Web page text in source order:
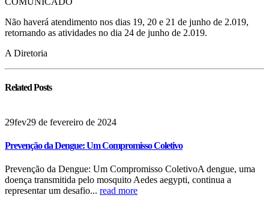
Não haverá atendimento nos dias 19, 20 e 21 de junho de 2.019,
retornando as atividades no dia 24 de junho de 2.019.
A Diretoria
RelatedPosts
29fev29 de fevereiro de 2024
Prevenção da Dengue: Um Compromisso Coletivo
Prevenção da Dengue: Um Compromisso ColetivoA dengue, uma
doença transmitida pelo mosquito Aedes aegypti, continua a
representar um desafio... read more